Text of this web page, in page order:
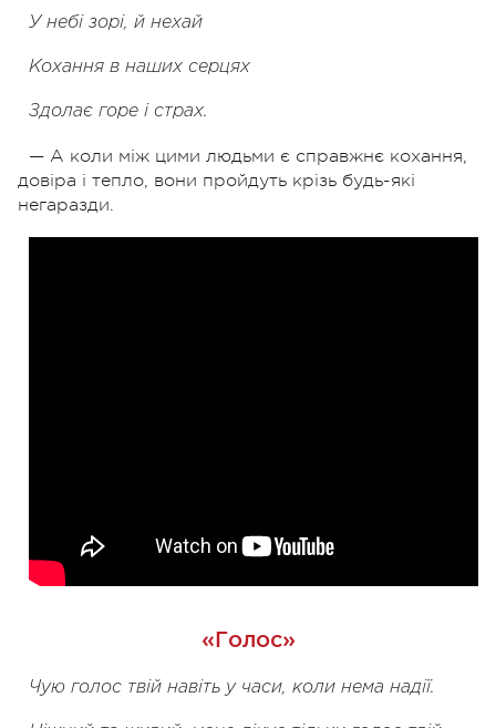
У небі зорі, й нехай
Кохання в наших серцях
Здолає горе і страх.
— А коли між цими людьми є справжнє кохання,
довіра і тепло, вони пройдуть крізь будь-які
негаразди.
«Голос»
Чую голос твій навіть у часи, коли нема надії.